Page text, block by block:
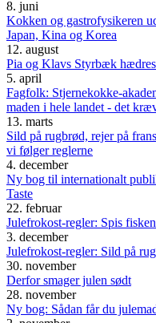
8. juni
Kokken og gastrofysikeren
Japan, Kina og Korea
12. august
Pia og Klavs Styrbæk
5. april
Fagfolk: Stjernekokke-
maden i hele landet - det
13. marts
Sild på rugbrød, rejer på
vi følger reglerne
4. december
Ny bog til internationalt
Taste
22. februar
Julefrokost-regler: Spis
3. december
Julefrokost-regler: Sild på
30. november
Derfor smager julen sødt
28. november
Ny bog: Sådan får du